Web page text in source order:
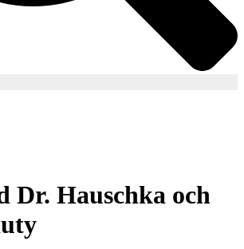
Dr. Hauschka och